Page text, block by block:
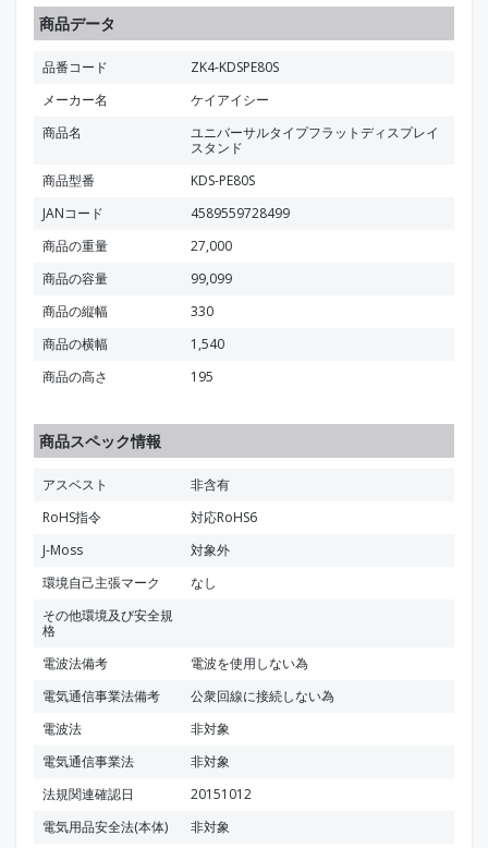
商品データ
品番コード
ZK4-KDSPE80S
メーカー名
ケイアイシー
商品名
ユニバーサルタイプフラットディスプレイ
スタンド
商品型番
KDS-PE80S
JANコード
4589559728499
商品の重量
27,000
商品の容量
99,099
商品の縦幅
330
商品の横幅
1,540
商品の高さ
195
商品スペック情報
アスベスト
非含有
RoHS指令
対応RoHS6
J-Moss
対象外
環境自己主張マーク
なし
その他環境及び安全規
格
電波法備考
電波を使用しない為
電気通信事業法備考
公衆回線に接続しない為
電波法
非対象
電気通信事業法
非対象
法規関連確認日
20151012
電気用品安全法(本体)
非対象